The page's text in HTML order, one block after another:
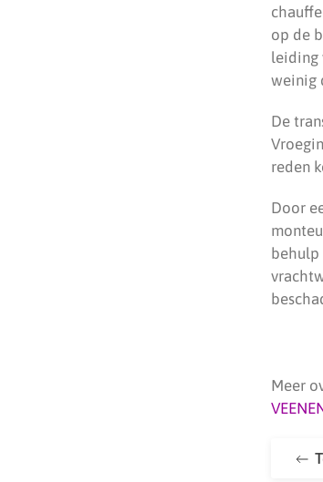
op de
leiding
weinig
De
reden
Door
behulp
Meer